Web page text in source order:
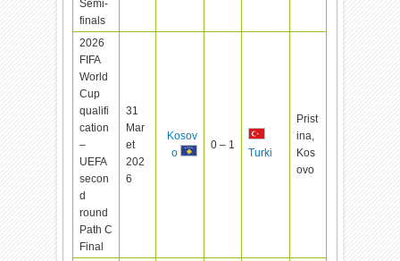
Semi-
finals
2026
FIFA
World
Cup
qualifi
cation
–
UEFA
secon
d
round
Path C
Final
31
Mar
et
202
6
Kosov
o
0 – 1
Turki
Prist
ina,
Kos
ovo